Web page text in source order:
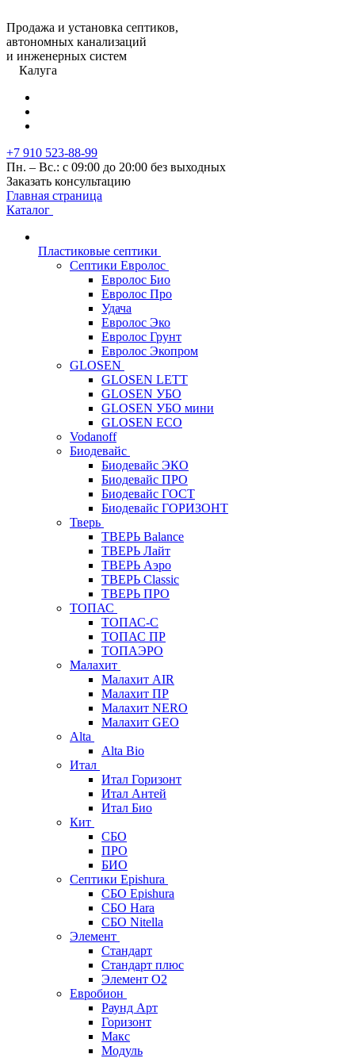
Продажа и установка септиков,
автономных канализаций
и инженерных систем
Калуга
+7 910 523-88-99
Пн. – Вс.: с 09:00 до 20:00 без выходных
Заказать консультацию
Главная страница
Каталог
Пластиковые септики
Септики Евролос
Евролос Био
Евролос Про
Удача
Евролос Эко
Евролос Грунт
Евролос Экопром
GLOSEN
GLOSEN LETT
GLOSEN УБО
GLOSEN УБО мини
GLOSEN ECO
Vodanoff
Биодевайс
Биодевайс ЭКО
Биодевайс ПРО
Биодевайс ГОСТ
Биодевайс ГОРИЗОНТ
Тверь
ТВЕРЬ Balance
ТВЕРЬ Лайт
ТВЕРЬ Аэро
ТВЕРЬ Classic
ТВЕРЬ ПРО
ТОПАС
ТОПАС-С
ТОПАС ПР
ТОПАЭРО
Малахит
Малахит AIR
Малахит ПР
Малахит NERO
Малахит GEO
Alta
Alta Bio
Итал
Итал Горизонт
Итал Антей
Итал Био
Кит
СБО
ПРО
БИО
Септики Epishura
СБО Epishura
СБО Hara
СБО Nitella
Элемент
Стандарт
Стандарт плюс
Элемент О2
Евробион
Раунд Арт
Горизонт
Макс
Модуль